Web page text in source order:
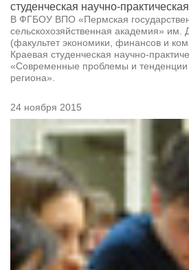
студенческая научно-
В ФГБОУ ВПО «Пермская
сельскохозяйственная академия»
(факультет экономики, финансов и
Краевая студенческая научно-
«Современные проблемы и тенденции
региона».
24 ноября 2015